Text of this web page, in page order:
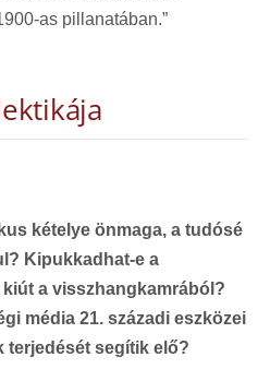
as pillanatában.”
kételye önmaga, a tudósé
Kipukkadhat-e a
a visszhangkamrából?
média 21. századi eszközei
terjedését segítik elő?